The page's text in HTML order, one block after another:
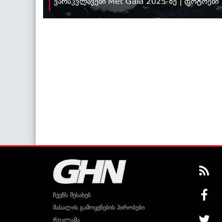
ჩვენს შესახებ
მასალის გამოყენების პირობები
რეკლამა